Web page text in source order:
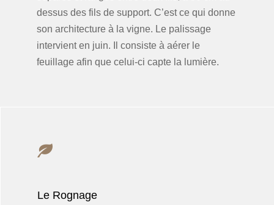
dessus des fils de support. C’est ce qui donne
son architecture à la vigne. Le palissage
intervient en juin. Il consiste à aérer le
feuillage afin que celui-ci capte la lumière.
Le Rognage